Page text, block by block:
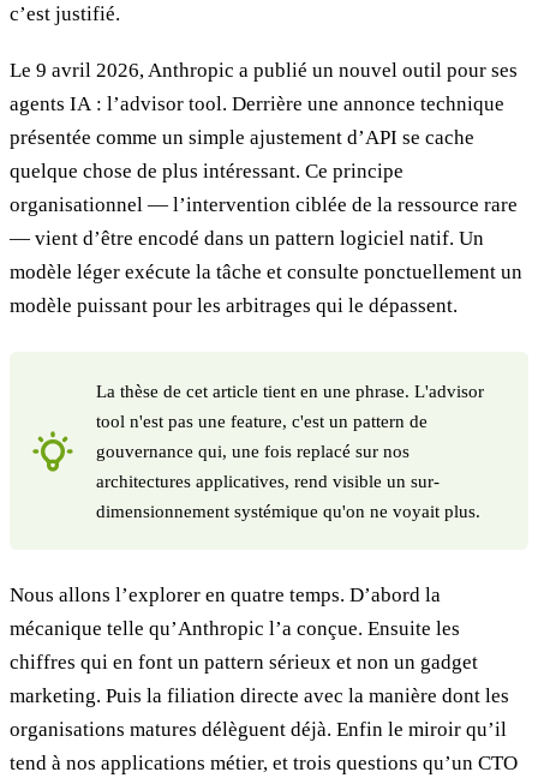
c’est justifié.
Le 9 avril 2026, Anthropic a publié un nouvel outil pour ses
agents IA : l’advisor tool. Derrière une annonce technique
présentée comme un simple ajustement d’API se cache
quelque chose de plus intéressant. Ce principe
organisationnel — l’intervention ciblée de la ressource rare
— vient d’être encodé dans un pattern logiciel natif. Un
modèle léger exécute la tâche et consulte ponctuellement un
modèle puissant pour les arbitrages qui le dépassent.
La thèse de cet article tient en une phrase. L'advisor
tool n'est pas une feature, c'est un pattern de
gouvernance qui, une fois replacé sur nos
architectures applicatives, rend visible un sur-
dimensionnement systémique qu'on ne voyait plus.
Nous allons l’explorer en quatre temps. D’abord la
mécanique telle qu’Anthropic l’a conçue. Ensuite les
chiffres qui en font un pattern sérieux et non un gadget
marketing. Puis la filiation directe avec la manière dont les
organisations matures délèguent déjà. Enfin le miroir qu’il
tend à nos applications métier, et trois questions qu’un CTO